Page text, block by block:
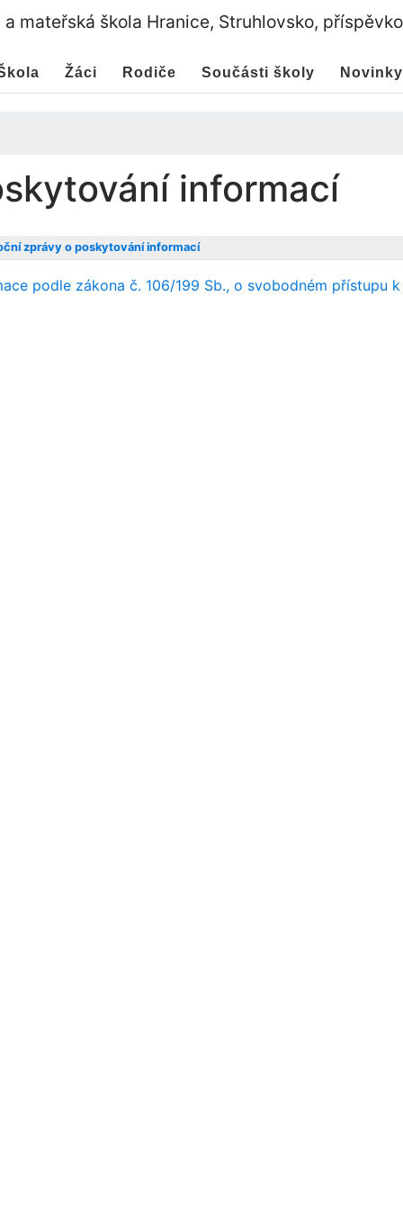
a mateřská škola Hranice, Struhlovsko,
Žáci Rodiče Součásti školy Novinky
informací
zprávy o poskytování informací
podle zákona č. 106/199 Sb., o svobodném přístupu